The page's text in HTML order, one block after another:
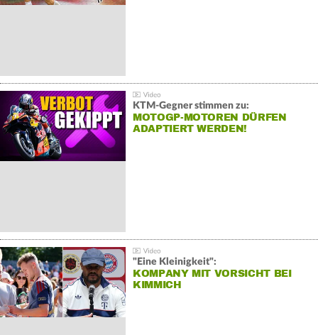
KTM-Gegner stimmen zu:
MOTOGP-MOTOREN DÜRFEN
ADAPTIERT WERDEN!
"Eine Kleinigkeit":
KOMPANY MIT VORSICHT BEI
KIMMICH